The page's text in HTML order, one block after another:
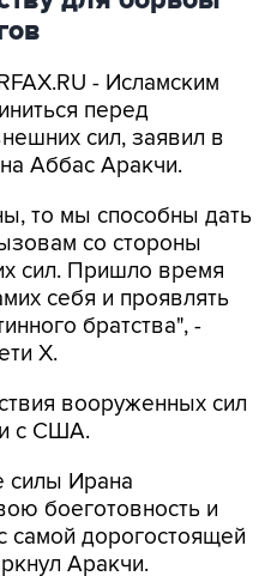
- Исламским
сил, заявил в
Аббас Аракчи.
то мы способны дать
сил. Пришло время
себя и проявлять
братства", -
Х.
вооруженных сил
Ирана
самой дорогостоящей
Аракчи.